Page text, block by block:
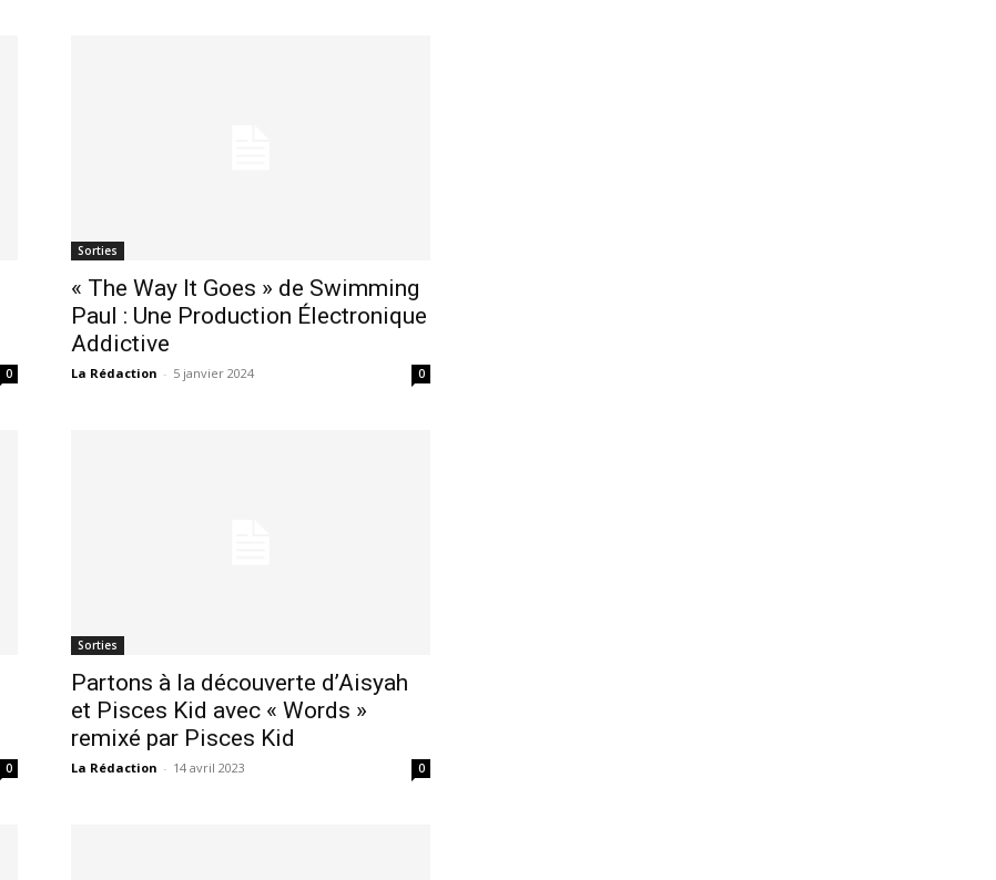
0
Sorties
« The Way It Goes » de Swimming
Paul : Une Production Électronique
Addictive
La Rédaction - 5 janvier 2024 0
0
Sorties
Partons à la découverte d’Aisyah
et Pisces Kid avec « Words »
remixé par Pisces Kid
La Rédaction - 14 avril 2023 0